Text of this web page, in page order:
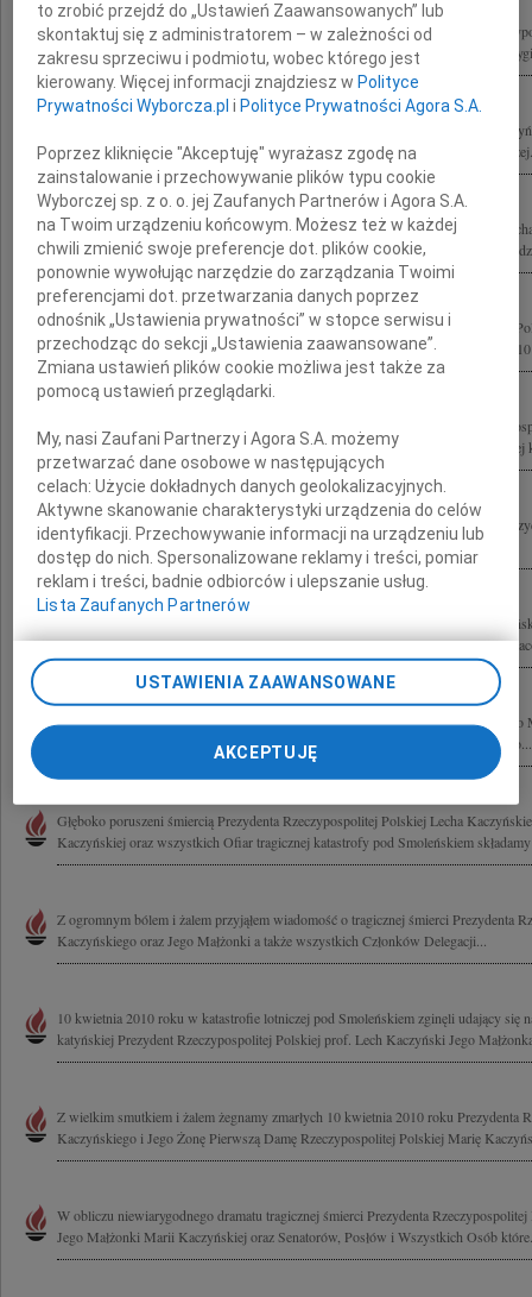
Z wielkim żalem żegnamy Pana Profesora Lecha Kaczyńskiego Prezydenta
jednocześnie wybitnego specjalistę prawa pracy, który wniósł istotny, twórczy i
10 kwietnia 2010 roku w katastrofie lotniczej pod Smoleńskiem zginęli Lech
Polskiej bp gen. ks. Tadeusz Płoski Ordynariusz Polowy Wojska Polskiego
Z ogromnym żalem i smutkiem żegnamy Prezydenta Rzeczypospolitej Polskiej
Marię Kaczyńską oraz Wszystkie Ofiary katastrofy lotniczej pod Smoleńskiem
Z głębokim żalem przyjęliśmy wiadomość o śmierci Prezydenta Rzeczypospolitej
wraz z Małżonką oraz pozostałych Ofiar katastrofy lotniczej z dnia 10 kwietnia
Z wielkim żalem przyjęliśmy wiadomość o tragicznej śmierci Prezydenta
Kaczyńskiego i Jego Małżonki Marii Kaczyńskiej oraz pozostałych Ofiar tragicznej
Środowisko lekarskie Warmii i Mazur, wstrząśnięte informacjami o katastrofie
Smoleńskiem, w której śmierć poniosło 96 osób w tym Prezydent RP wraz z...
Z wielkim smutkiem żegnamy Prezydenta Rzeczypospolitej Polskiej Lecha
wszystkie Osoby zmarłe w tragicznym locie 10 kwietnia 2010 roku Zarząd oraz
Rodzinie i Bliskim Prezydenta Rzeczypospolitej Polskiej Lecha Kaczyńskiego
oraz Rodzinom Ofiar katastrofy lotniczej pod Smoleńskiem wyrazy najszczerszego...
Głęboko poruszeni śmiercią Prezydenta Rzeczypospolitej Polskiej Lecha
Kaczyńskiej oraz wszystkich Ofiar tragicznej katastrofy pod Smoleńskiem
Z ogromnym bólem i żalem przyjąłem wiadomość o tragicznej śmierci Prezydenta
Kaczyńskiego oraz Jego Małżonki a także wszystkich Członków Delegacji...
10 kwietnia 2010 roku w katastrofie lotniczej pod Smoleńskiem zginęli udający się
katyńskiej Prezydent Rzeczypospolitej Polskiej prof. Lech Kaczyński Jego
Z wielkim smutkiem i żalem żegnamy zmarłych 10 kwietnia 2010 roku Prezydenta
Kaczyńskiego i Jego Żonę Pierwszą Damę Rzeczypospolitej Polskiej Marię
W obliczu niewiarygodnego dramatu tragicznej śmierci Prezydenta
Jego Małżonki Marii Kaczyńskiej oraz Senatorów, Posłów i Wszystkich Osób
to zrobić przejdź do „Ustawień Zaawansowanych” lub
skontaktuj się z administratorem – w zależności od
zakresu sprzeciwu i podmiotu, wobec którego jest
kierowany. Więcej informacji znajdziesz w Polityce
Prywatności Wyborcza.pl i Polityce Prywatności Agora S.A.
Poprzez kliknięcie "Akceptuję" wyrażasz zgodę na
zainstalowanie i przechowywanie plików typu cookie
Wyborczej sp. z o. o. jej Zaufanych Partnerów i Agora S.A.
na Twoim urządzeniu końcowym. Możesz też w każdej
chwili zmienić swoje preferencje dot. plików cookie,
ponownie wywołując narzędzie do zarządzania Twoimi
preferencjami dot. przetwarzania danych poprzez
odnośnik „Ustawienia prywatności” w stopce serwisu i
przechodząc do sekcji „Ustawienia zaawansowane”.
Zmiana ustawień plików cookie możliwa jest także za
pomocą ustawień przeglądarki.
My, nasi Zaufani Partnerzy i Agora S.A. możemy
przetwarzać dane osobowe w następujących
celach:Użycie dokładnych danych geolokalizacyjnych.
Aktywne skanowanie charakterystyki urządzenia do celów
identyfikacji. Przechowywanie informacji na urządzeniu lub
dostęp do nich. Spersonalizowane reklamy i treści, pomiar
reklam i treści, badnie odbiorców i ulepszanie usług.
Lista Zaufanych Partnerów
USTAWIENIA ZAAWANSOWANE
AKCEPTUJĘ